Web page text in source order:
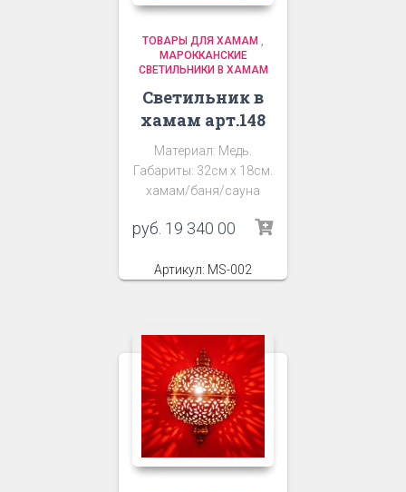
ТОВАРЫ ДЛЯ ХАМАМ ,
МАРОККАНСКИЕ
СВЕТИЛЬНИКИ В ХАМАМ
Светильник в
хамам арт.148
Материал: Медь.
Габариты: 32см х 18см.
хамам/баня/сауна
руб. 19 340 00
Артикул: MS-002